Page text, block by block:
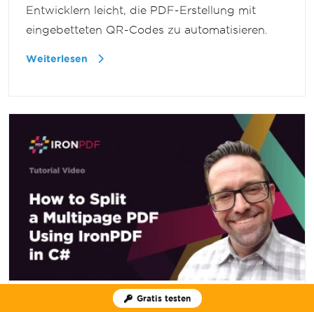
Entwicklern leicht, die PDF-Erstellung mit
eingebetteten QR-Codes zu automatisieren.
Weiterlesen
Gratis testen